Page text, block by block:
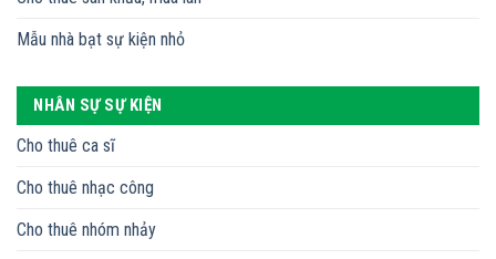
Mẫu nhà bạt sự kiện nhỏ
NHÂN SỰ SỰ KIỆN
Cho thuê ca sĩ
Cho thuê nhạc công
Cho thuê nhóm nhảy